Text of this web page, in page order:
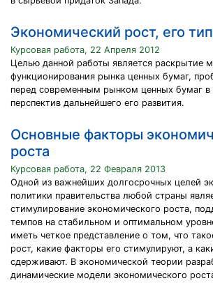
Экономический рост, его
Курсовая работа, 22 Апреля 2012
Целью данной работы является раскрытие
функционирования рынка ценных бумаг,
перед современным рынком ценных бумаг в
перспектив дальнейшего его развития.
Основные факторы
роста
Курсовая работа, 22 Февраля 2013
Одной из важнейших долгосрочных целей
политики правительства любой страны
стимулирование экономического роста,
темпов на стабильном и оптимальном
иметь четкое представление о том, что
рост, какие факторы его стимулируют, а
сдерживают. В экономической теории
динамические модели экономического